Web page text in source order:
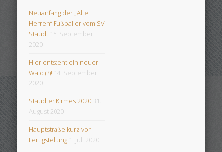
Neuanfang der „Alte
Herren“ Fußballer vom SV
Staudt 15. September
2020
Hier entsteht ein neuer
Wald (?)! 14. September
2020
Staudter Kirmes 2020 31.
August 2020
Hauptstraße kurz vor
Fertigstellung 1. Juli 2020